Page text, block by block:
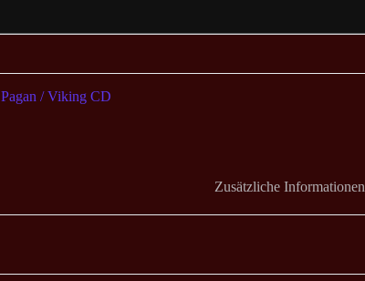
Pagan / Viking CD
Zusätzliche Informationen